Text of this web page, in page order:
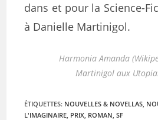
dans et pour la Science-
à Danielle Martinigol.
Harmonia Amanda
Martinigol aux
ÉTIQUETTES: NOUVELLES & NOVELLAS,
L'IMAGINAIRE, PRIX, ROMAN, SF